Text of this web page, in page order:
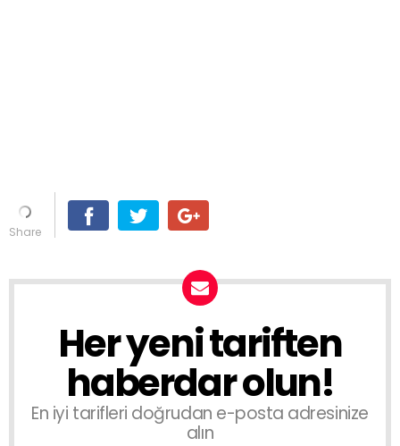
Her yeni tariften
haberdar olun!
En iyi tarifleri doğrudan e-posta adresinize
alın